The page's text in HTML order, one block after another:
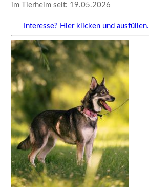
im Tierheim seit: 19.05.2026
Interesse? Hier klicken und ausfüllen.